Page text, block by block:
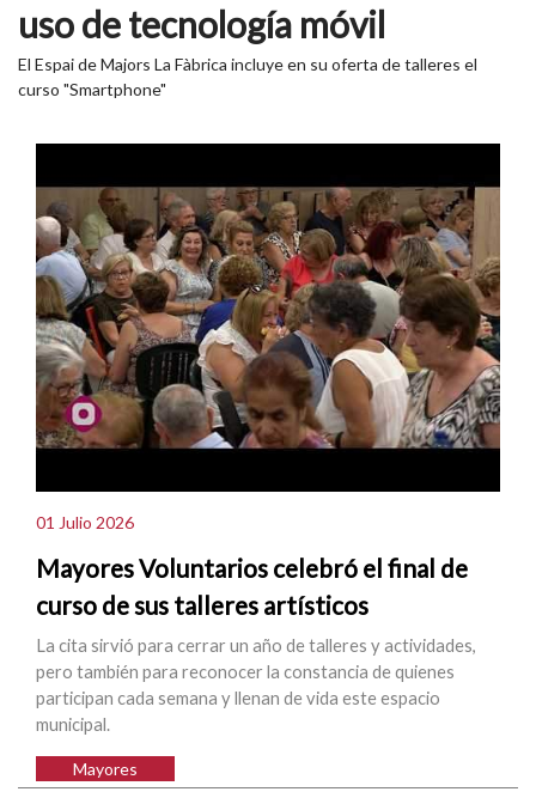
uso de tecnología móvil
El Espai de Majors La Fàbrica incluye en su oferta de talleres el
curso "Smartphone"
01 Julio 2026
Mayores Voluntarios celebró el final de
curso de sus talleres artísticos
La cita sirvió para cerrar un año de talleres y actividades,
pero también para reconocer la constancia de quienes
participan cada semana y llenan de vida este espacio
municipal.
Mayores